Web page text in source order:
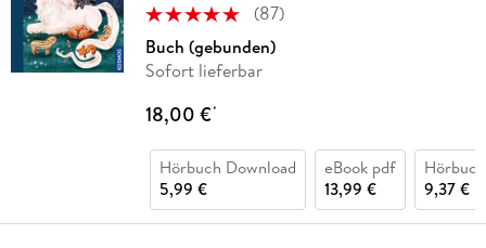
(87)
Buch (gebunden)
Sofort lieferbar
18,00 €*
Hörbuch Download
5,99 €
eBook pdf
13,99 €
9,37 €